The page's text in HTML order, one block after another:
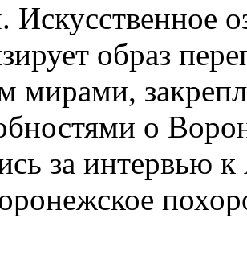
Искусственное
образ
мирами,
о
за интервью